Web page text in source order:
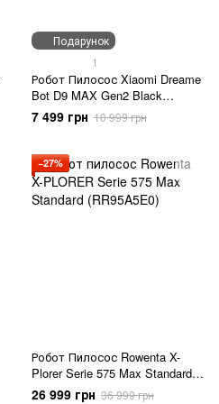
Подарунок
1
Робот Пилосос Xiaomi Dreame
Bot D9 MAX Gen2 Black
(RLD34GA-Bl)
7 499 грн 10 999 грн
−27%
Робот Пилосос Rowenta X-
Plorer Serie 575 Max Standard
(RR95A5E0)
26 999 грн 36 999 грн